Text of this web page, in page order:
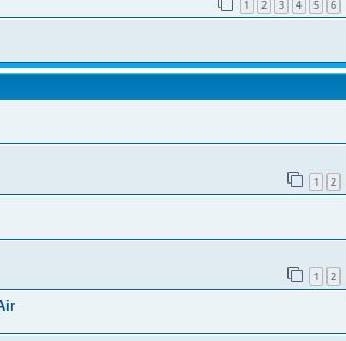
1 2 3 4 5 6
1 2
1 2